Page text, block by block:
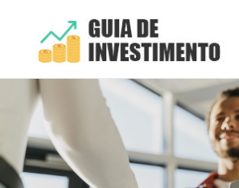
Guia de Investimento